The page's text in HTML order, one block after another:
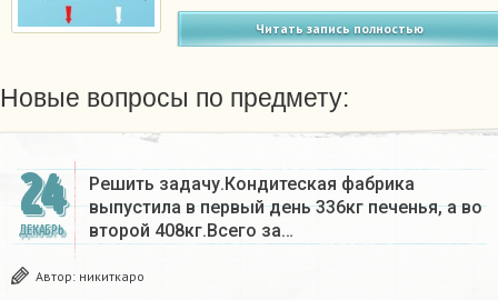
Читать запись полностью
Новые вопросы по предмету:
24
ДЕКАБРЬ
Решить задачу.Кондитеская фабрика
выпустила в первый день 336кг печенья, а во
второй 408кг.Всего за…
Автор: никиткаро